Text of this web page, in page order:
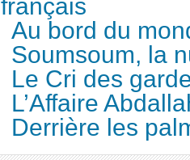
français
Au bord du
Soumsoum, la
Le Cri des
L’Affaire
Derrière les